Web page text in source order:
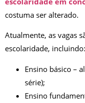
costuma ser alterado.
Atualmente, as vagas
escolaridade, incluindo:
Ensino básico –
série);
Ensino